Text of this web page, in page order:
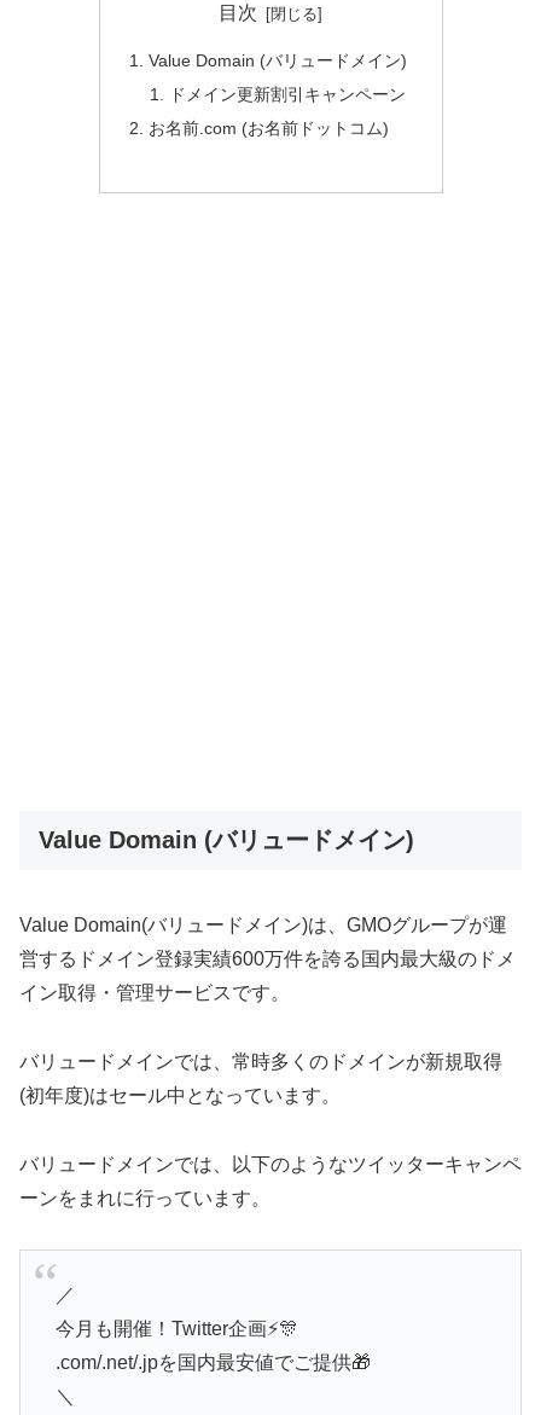
目次
Value Domain (バリュードメイン)
ドメイン更新割引キャンペーン
お名前.com (お名前ドットコム)
Value Domain (バリュードメイン)
Value Domain(バリュードメイン)は、GMOグループが運
営するドメイン登録実績600万件を誇る国内最大級のドメ
イン取得・管理サービスです。
バリュードメインでは、常時多くのドメインが新規取得
(初年度)はセール中となっています。
バリュードメインでは、以下のようなツイッターキャンペ
ーンをまれに行っています。
／
今月も開催！Twitter企画⚡️🎊
.com/.net/.jpを国内最安値でご提供🎁
＼